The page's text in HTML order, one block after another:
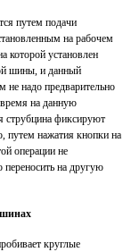
путем подачи
на рабочем
которой установлен
шины, и данный
не надо предварительно
на данную
струбцина фиксируют
путем нажатия кнопки на
операции не
переносить на другую
круглые